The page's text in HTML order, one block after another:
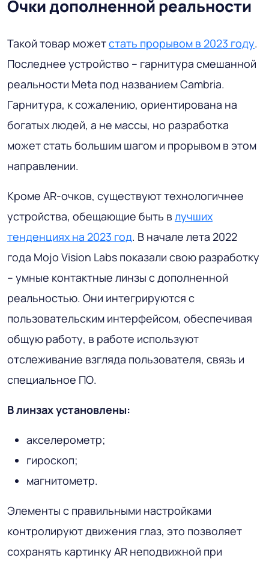
Очки дополненной реальности
Такой товар можетстать прорывом в 2023 году.
Последнее устройство – гарнитура смешанной
реальности Meta под названием Cambria.
Гарнитура, к сожалению, ориентирована на
богатых людей, а не массы, но разработка
может стать большим шагом и прорывом в этом
направлении.
Кроме AR-очков, существуют технологичнее
устройства, обещающие быть в лучших
тенденциях на 2023 год. В начале лета 2022
года Mojo Vision Labs показали свою разработку
– умные контактные линзы с дополненной
реальностью. Они интегрируются с
пользовательским интерфейсом, обеспечивая
общую работу, в работе используют
отслеживание взгляда пользователя, связь и
специальное ПО.
В линзах установлены:
акселерометр;
гироскоп;
магнитометр.
Элементы с правильными настройками
контролируют движения глаз, это позволяет
сохранять картинку AR неподвижной при